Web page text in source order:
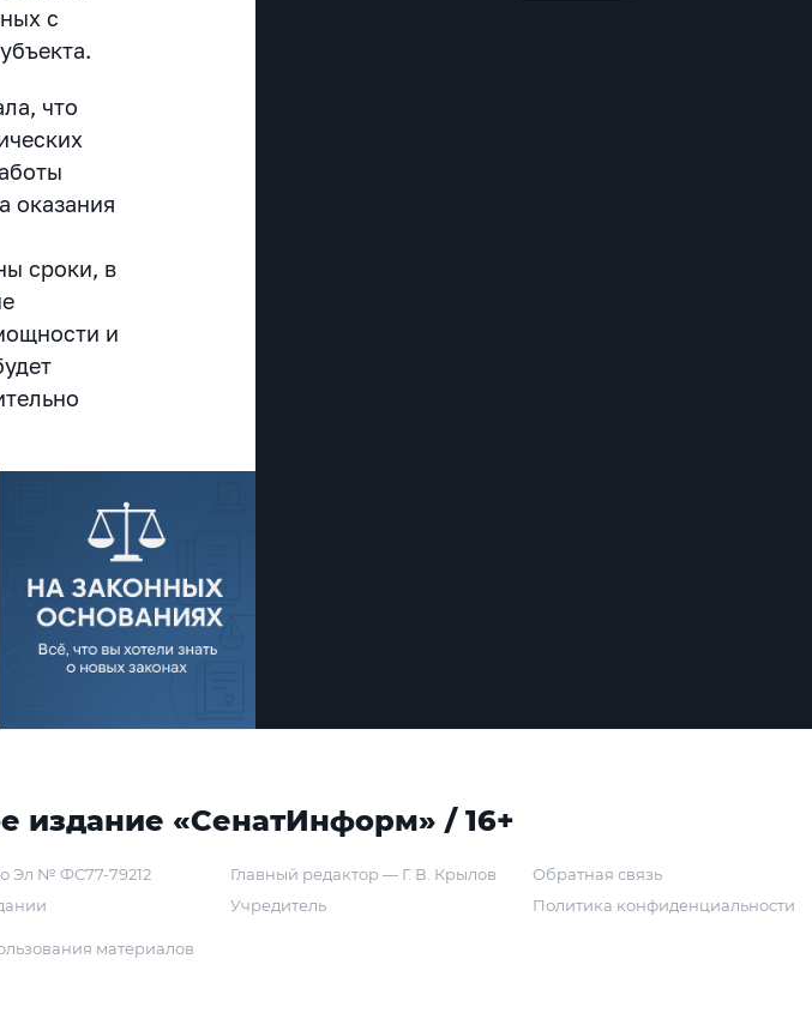
с
что
оказания
сроки, в
и
издание «СенатИнформ» / 16+
Эл № ФС77-79212
Главный редактор — Г. В. Крылов
Учредитель
Обратная связь
Политика конфиденциальности
материалов